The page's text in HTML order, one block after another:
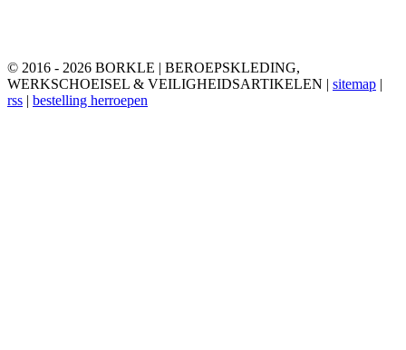
© 2016 - 2026 BORKLE | BEROEPSKLEDING,
WERKSCHOEISEL & VEILIGHEIDSARTIKELEN | sitemap |
rss | bestelling herroepen